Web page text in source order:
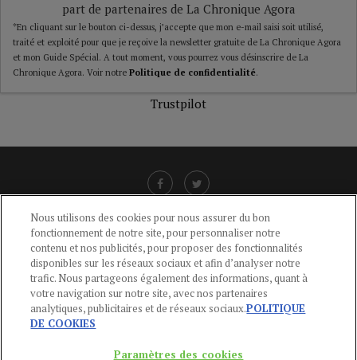
part de partenaires de La Chronique Agora
*En cliquant sur le bouton ci-dessus, j’accepte que mon e-mail saisi soit utilisé,
traité et exploité pour que je reçoive la newsletter gratuite de La Chronique Agora
et mon Guide Spécial. A tout moment, vous pourrez vous désinscrire de La
Chronique Agora. Voir notre Politique de confidentialité.
Trustpilot
CGU-POLITIQUE DE CONFIDENTIALITÉ -POLITIQUE DES COOKIES
MENTIONS LÉGALES -AIDE
CONTACT
01 44 59 91 11
Nous utilisons des cookies pour nous assurer du bon
fonctionnement de notre site, pour personnaliser notre
contenu et nos publicités, pour proposer des fonctionnalités
disponibles sur les réseaux sociaux et afin d’analyser notre
trafic. Nous partageons également des informations, quant à
votre navigation sur notre site, avec nos partenaires
analytiques, publicitaires et de réseaux sociaux.POLITIQUE
DE COOKIES
Paramètres des cookies